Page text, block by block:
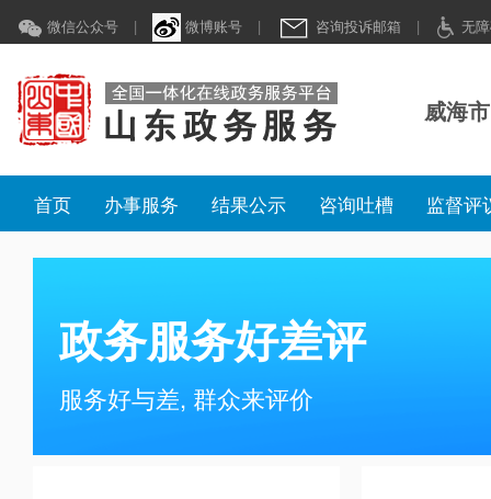
微信公众号 | 微博账号 | 咨询投诉邮箱 | 无
威海
首页 办事服务 结果公示 咨询吐槽 监督
政务服务好差评
服务好与差, 群众来评价